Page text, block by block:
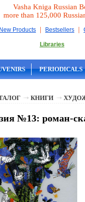
Vasha Kniga Russian
more than 125,000
New Products | Bestsellers |
Libraries
PERIODICALS
КНИГИ
№13: роман-